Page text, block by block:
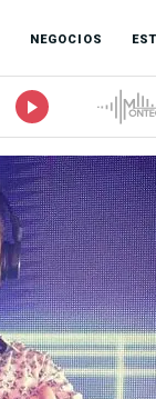
NEGOCIOS